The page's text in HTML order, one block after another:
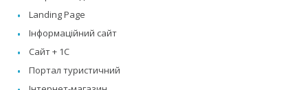
Landing Page
Інформаційний сайт
Сайт + 1C
Портал туристичний